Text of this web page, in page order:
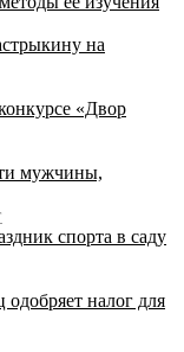
на
«Двор
мужчины,
спорта в саду
налог для